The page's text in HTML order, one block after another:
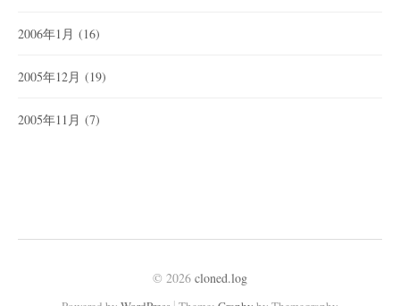
2006年1月 (16)
2005年12月 (19)
2005年11月 (7)
© 2026 cloned.log